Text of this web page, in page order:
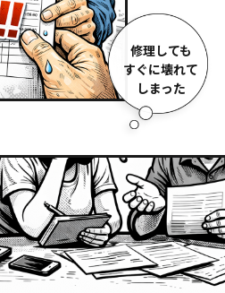
修理しても
すぐに壊れて
しまった